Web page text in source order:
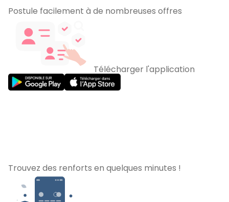
Postule facilement à de nombreuses offres
Télécharger l'application
Trouvez des renforts en quelques minutes !